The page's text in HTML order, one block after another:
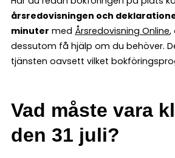
årsredovisningen och
minuter med Årsredovisning Online,
dessutom få hjälp om du behöver.
tjänsten oavsett vilket
Vad måste vara
den 31 juli?